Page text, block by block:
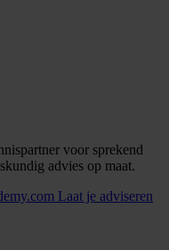
voor sprekend
advies op maat.
Laat je adviseren